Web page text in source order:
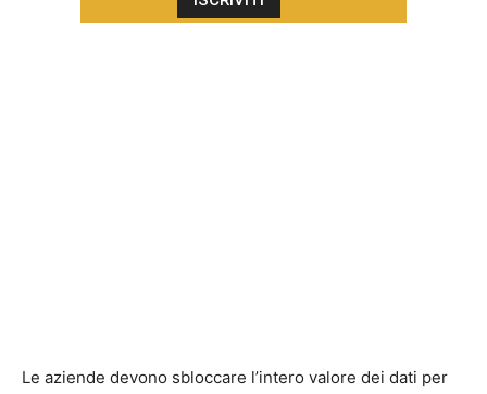
Le aziende devono sbloccare l’intero valore dei dati per